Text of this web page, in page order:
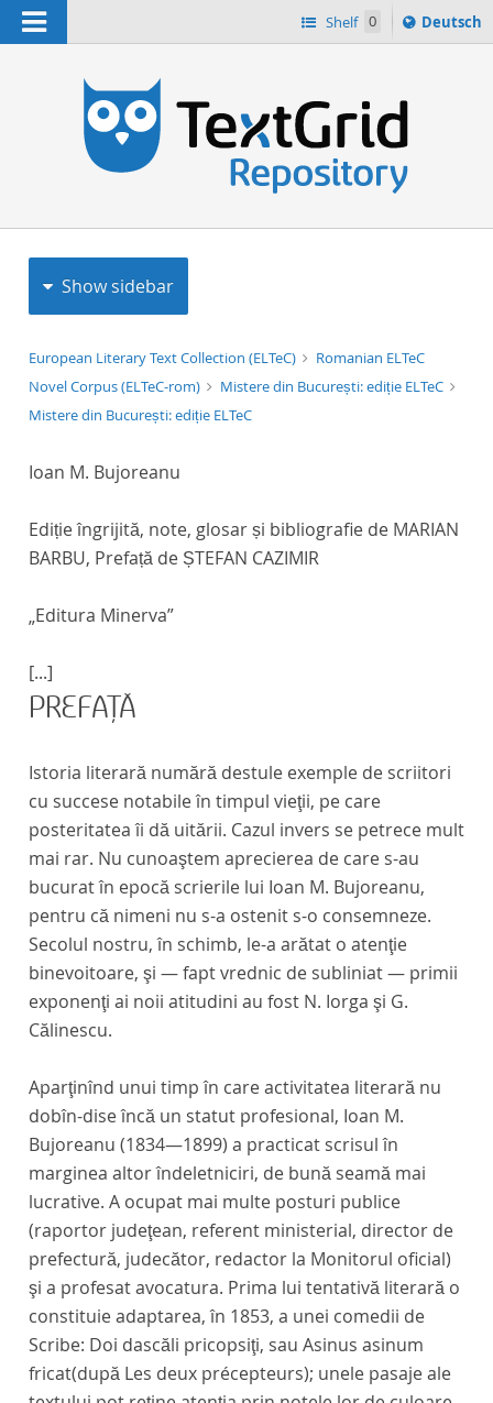
Navigation Shelf 0
Sprache
ï¿½ndern
Deutsch
Show sidebar
European Literary Text Collection (ELTeC)
Romanian ELTeC
Novel Corpus (ELTeC-rom)
Mistere din București: ediție ELTeC
Mistere din București: ediție ELTeC
Ioan M. Bujoreanu
Ediție îngrijită, note, glosar și bibliografie de MARIAN
BARBU, Prefață de ȘTEFAN CAZIMIR
„Editura Minerva”
[...]
PREFAŢĂ
Istoria literară numără destule exemple de scriitori
cu succese notabile în timpul vieţii, pe care
posteritatea îi dă uitării. Cazul invers se petrece mult
mai rar. Nu cunoaştem aprecierea de care s-au
bucurat în epocă scrierile lui Ioan M. Bujoreanu,
pentru că nimeni nu s-a ostenit s-o consemneze.
Secolul nostru, în schimb, le-a arătat o atenţie
binevoitoare, şi — fapt vrednic de subliniat — primii
exponenţi ai noii atitudini au fost N. Iorga şi G.
Călinescu.
Aparţinînd unui timp în care activitatea literară nu
dobîn-dise încă un statut profesional, Ioan M.
Bujoreanu (1834—1899) a practicat scrisul în
marginea altor îndeletniciri, de bună seamă mai
lucrative. A ocupat mai multe posturi publice
(raportor judeţean, referent ministerial, director de
prefectură, judecător, redactor la Monitorul oficial)
şi a profesat avocatura. Prima lui tentativă literară o
constituie adaptarea, în 1853, a unei comedii de
Scribe: Doi dascăli pricopsiţi, sau Asinus asinum
fricat(după Les deux précepteurs); unele pasaje ale